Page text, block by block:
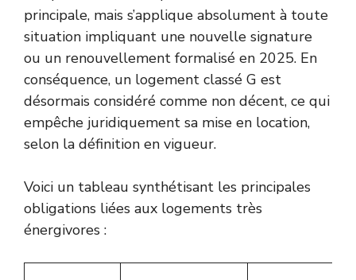
principale, mais s’applique absolument à toute
situation impliquant une nouvelle signature
ou un renouvellement formalisé en 2025. En
conséquence, un logement classé G est
désormais considéré comme non décent, ce qui
empêche juridiquement sa mise en location,
selon la définition en vigueur.
Voici un tableau synthétisant les principales
obligations liées aux logements très
énergivores :